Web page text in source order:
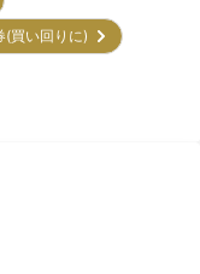
(買い回りに)